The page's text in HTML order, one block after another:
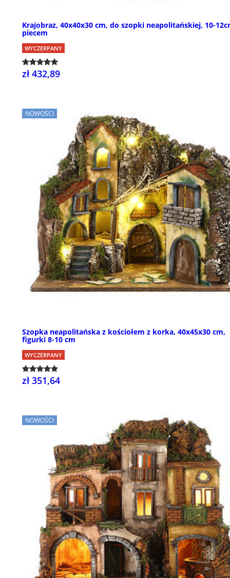
Krajobraz, 40x40x30 cm, do szopki neapolitańskiej, 10-
piecem
WYCZERPANY
zł 432,89
NOWOŚCI
Szopka neapolitańska z kościołem z korka, 40x45x30 cm,
figurki 8-10 cm
WYCZERPANY
zł 351,64
NOWOŚCI